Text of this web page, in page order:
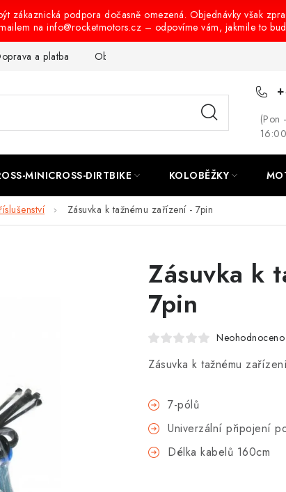
zákaznická podpora dočasně omezená. Objednávky však
na info@rocketmotors.cz – odpovíme vám, jakmile to
a platba Obchodní podmínky Podmínky
(Pon
MINICROSS-DIRTBIKE KOLOBĚŽKY
Zásuvka k tažnému zařízení - 7pin
Zásuvka k
7pin
Neohodnoceno
Zásuvka k tažnému
7-pólů
Univerzální připojení
Délka kabelů 160cm